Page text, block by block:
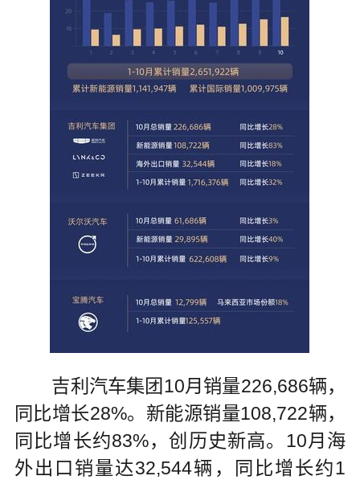
吉利汽车集团10月销量226,686辆，
同比增长28%。新能源销量108,722辆，
同比增长约83%，创历史新高。10月海
外出口销量达32,544辆，同比增长约1